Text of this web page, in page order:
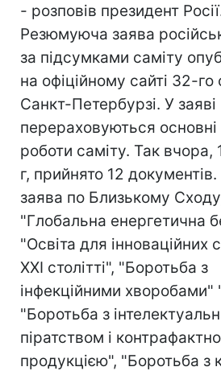
- розповів президент
Резюмуюча заява
за підсумками саміту
на офіційному сайті 32-го
Санкт-Петербурзі. У заяві
перераховуються основні
роботи саміту. Так вчора,
г, прийнято 12
заява по Близькому
"Глобальна енергетична
"Освіта для інноваційних
XXI столітті", "Боротьба з
інфекційними хворобами"
"Боротьба з
піратством і
продукцією", "Боротьба з